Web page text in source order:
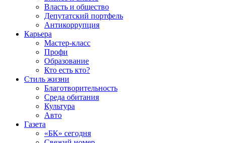
Власть и общество
Депутатский портфель
Антикоррупция
Карьера
Мастер-класс
Профи
Образование
Кто есть кто?
Стиль жизни
Благотворительность
Среда обитания
Культура
Авто
Газета
«БК» сегодня